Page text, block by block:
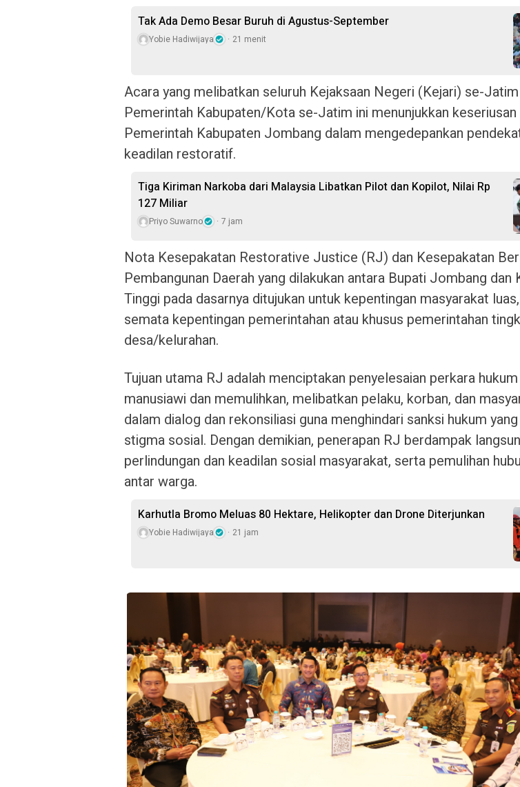
Tak Ada Demo Besar Buruh di Agustus-September
Yobie Hadiwijaya 21 menit
Acara yang melibatkan seluruh Kejaksaan Negeri (Kejari) se-
Pemerintah Kabupaten/Kota se-Jatim ini menunjukkan keseriusan
Pemerintah Kabupaten Jombang dalam mengedepankan
keadilan restoratif.
Tiga Kiriman Narkoba dari Malaysia Libatkan Pilot dan Kopilot, Nilai Rp
127 Miliar
Priyo Suwarno 7 jam
Nota Kesepakatan Restorative Justice (RJ) dan Kesepakatan
Pembangunan Daerah yang dilakukan antara Bupati Jombang dan
Tinggi pada dasarnya ditujukan untuk kepentingan masyarakat
semata kepentingan pemerintahan atau khusus pemerintahan
desa/kelurahan.
Tujuan utama RJ adalah menciptakan penyelesaian perkara
manusiawi dan memulihkan, melibatkan pelaku, korban, dan
dalam dialog dan rekonsiliasi guna menghindari sanksi hukum
stigma sosial. Dengan demikian, penerapan RJ berdampak
perlindungan dan keadilan sosial masyarakat, serta pemulihan
antar warga.
Karhutla Bromo Meluas 80 Hektare, Helikopter dan Drone Diterjunkan
Yobie Hadiwijaya 21 jam